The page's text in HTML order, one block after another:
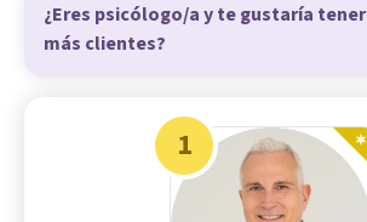
¿Eres psicólogo/a y te gustaría tener
más clientes?
1